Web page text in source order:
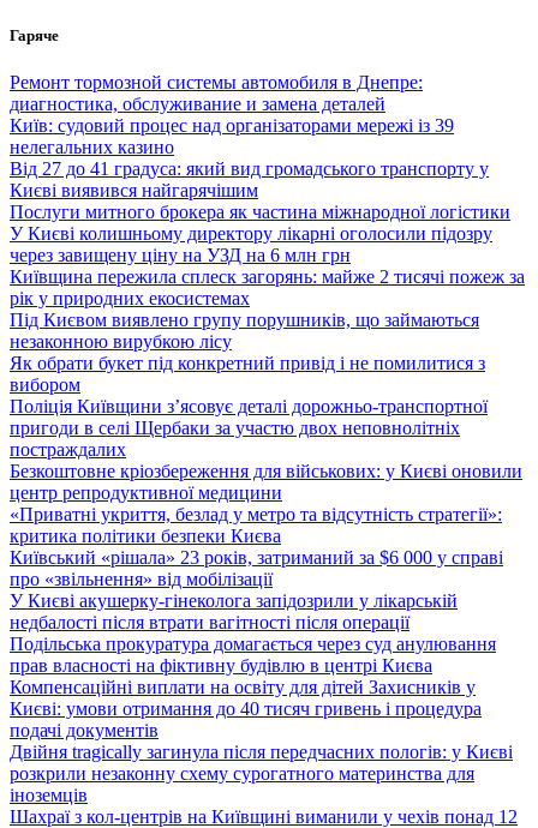
Перейти
вмісту
Гаряче
Ремонт тормозной системы автомобиля в Днепре:
диагностика, обслуживание и замена деталей
Київ: судовий процес над організаторами мережі із 39
нелегальних казино
Від 27 до 41 градуса: який вид громадського транспорту у
Києві виявився найгарячішим
Послуги митного брокера як частина міжнародної логістики
У Києві колишньому директору лікарні оголосили підозру
через завищену ціну на УЗД на 6 млн грн
Київщина пережила сплеск загорянь: майже 2 тисячі пожеж за
рік у природних екосистемах
Під Києвом виявлено групу порушників, що займаються
незаконною вирубкою лісу
Як обрати букет під конкретний привід і не помилитися з
вибором
Поліція Київщини з’ясовує деталі дорожньо-транспортної
пригоди в селі Щербаки за участю двох неповнолітніх
постраждалих
Безкоштовне кріозбереження для військових: у Києві оновили
центр репродуктивної медицини
«Приватні укриття, безлад у метро та відсутність стратегії»:
критика політики безпеки Києва
Київський «рішала» 23 років, затриманий за $6 000 у справі
про «звільнення» від мобілізації
У Києві акушерку-гінеколога запідозрили у лікарській
недбалості після втрати вагітності після операції
Подільська прокуратура домагається через суд анулювання
прав власності на фіктивну будівлю в центрі Києва
Компенсаційні виплати на освіту для дітей Захисників у
Києві: умови отримання до 40 тисяч гривень і процедура
подачі документів
Двійня tragically загинула після передчасних пологів: у Києві
розкрили незаконну схему сурогатного материнства для
іноземців
Шахраї з кол-центрів на Київщині виманили у чехів понад 12